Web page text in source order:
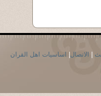
| الاتصال| اساسيات اهل القران